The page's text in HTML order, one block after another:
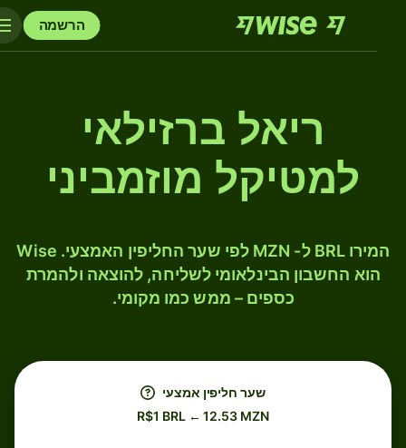
הרשמה
ריאל ברזילאי
למטיקל מוזמביני
המירו BRL ל- MZN לפי שער החליפין האמצעי. Wise
הוא החשבון הבינלאומי לשליחה, להוצאה ולהמרת
כספים – ממש כמו מקומי.
שער חליפין אמצעי
R$1 BRL ← 12.53 MZN